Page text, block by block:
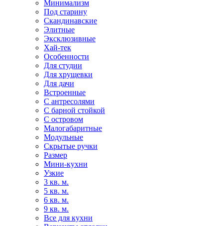
Минимализм
Под старину
Скандинавские
Элитные
Эксклюзивные
Хай-тек
Особенности
Для студии
Для хрущевки
Для дачи
Встроенные
С антресолями
С барной стойкой
С островом
Малогабаритные
Модульные
Скрытые ручки
Размер
Мини-кухни
Узкие
3 кв. м.
5 кв. м.
6 кв. м.
9 кв. м.
Все для кухни